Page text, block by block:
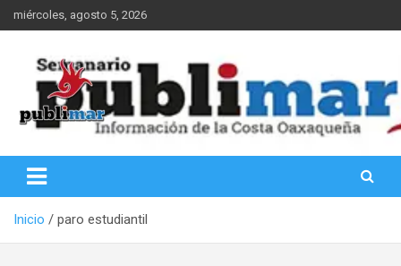
Saltar
al
miércoles, agosto 5, 2026
PubliMar
Inicio paro estudiantil